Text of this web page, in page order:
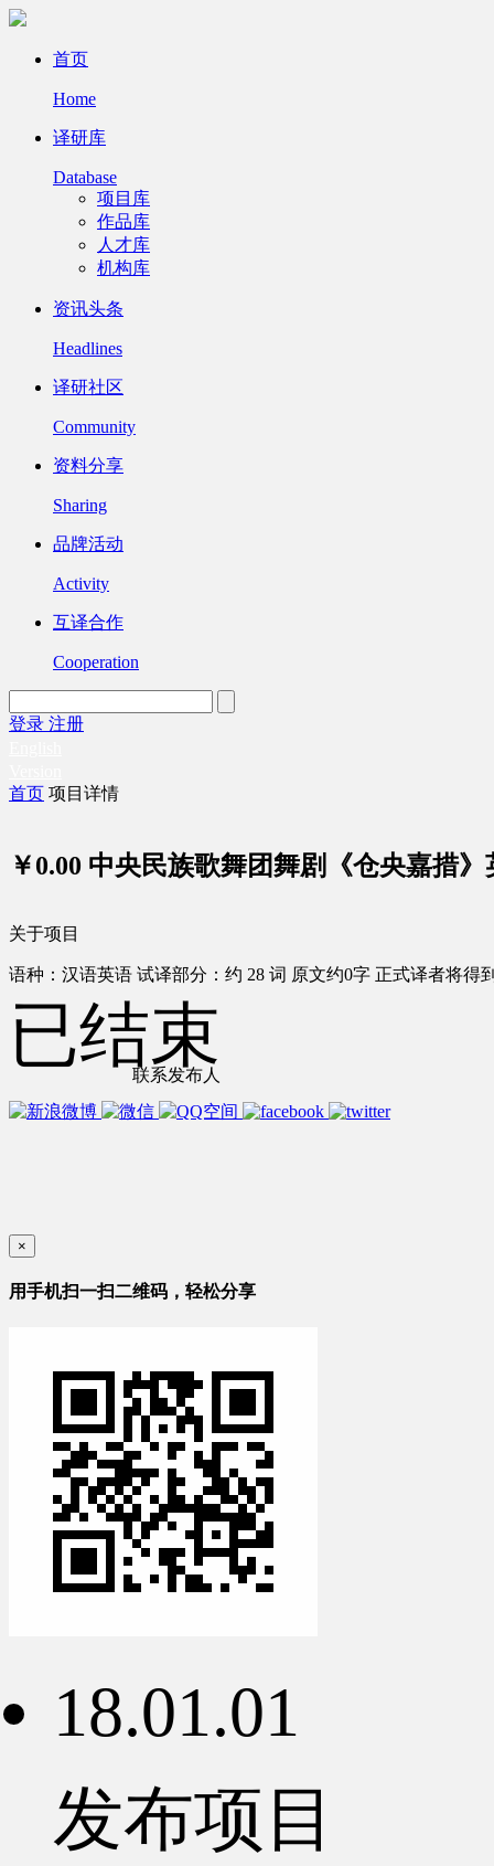
首页
Home
译研库
Database
项目库
作品库
人才库
机构库
资讯头条
Headlines
译研社区
Community
资料分享
Sharing
品牌活动
Activity
互译合作
Cooperation
登录 注册
首页 项目详情
￥0.00 中央民族歌舞团舞剧《仓央嘉措》
关于项目
语种：汉语英语 试译部分：约 28 词 原文约0字 正式译者将得
联系发布人
已结束
×
用手机扫一扫二维码，轻松分享
18.01.01
发布项目